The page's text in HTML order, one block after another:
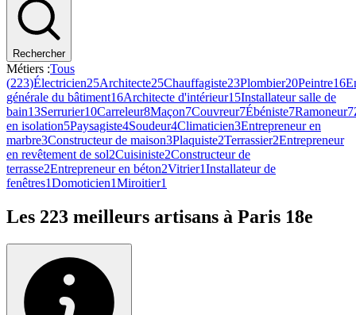
Rechercher
Métiers :Tous
(223)Électricien25Architecte25Chauffagiste23Plombier20Peintre16
générale du bâtiment16Architecte d'intérieur15Installateur salle de
bain13Serrurier10Carreleur8Maçon7Couvreur7Ébéniste7Ramoneur7
en isolation5Paysagiste4Soudeur4Climaticien3Entrepreneur en
marbre3Constructeur de maison3Plaquiste2Terrassier2Entrepreneur
en revêtement de sol2Cuisiniste2Constructeur de
terrasse2Entrepreneur en béton2Vitrier1Installateur de
fenêtres1Domoticien1Miroitier1
Les 223 meilleurs artisans à Paris 18e